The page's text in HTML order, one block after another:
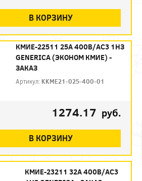
В КОРЗИНУ
КМИЕ-22511 25А 400В/АС3 1НЗ
GENERICA (ЭКОНОМ КМИЕ) -
ЗАКАЗ
Артикул: KKME21-025-400-01
1274.17 руб.
В КОРЗИНУ
КМИЕ-23211 32А 400В/АС3